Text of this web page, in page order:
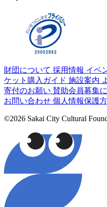
財団について 採用情報 イベ
ケット購入ガイド 施設案内
寄付のお願い 賛助会員募集
お問い合わせ 個人情報保護
©2026 Sakai City Cultural